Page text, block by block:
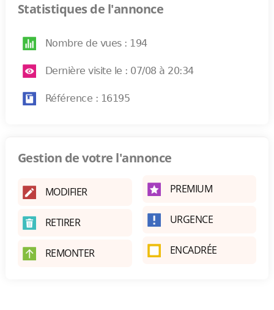
Statistiques de l'annonce
Nombre de vues : 194
Dernière visite le : 07/08 à 20:34
Référence : 16195
Gestion de votre l'annonce
MODIFIER
RETIRER
REMONTER
PREMIUM
URGENCE
ENCADRÉE